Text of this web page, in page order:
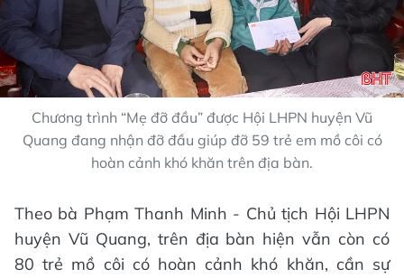
Chương trình “Mẹ đỡ đầu” được Hội LHPN huyện Vũ
Quang đang nhận đỡ đầu giúp đỡ 59 trẻ em mồ côi có
hoàn cảnh khó khăn trên địa bàn.
Theo bà Phạm Thanh Minh - Chủ tịch Hội LHPN
huyện Vũ Quang, trên địa bàn hiện vẫn còn có
80 trẻ mồ côi có hoàn cảnh khó khăn, cần sự